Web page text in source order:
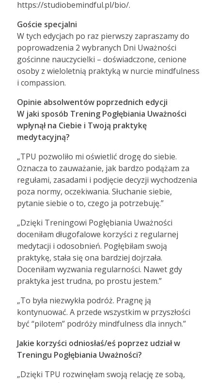
https://studiobemindful.pl/bio/.
Goście specjalni
W tych edycjach po raz pierwszy zapraszamy do
poprowadzenia 2 wybranych Dni Uważności
gościnne nauczycielki – doświadczone, cenione
osoby z wieloletnią praktyką w nurcie mindfulness
i compassion.
Opinie absolwentów poprzednich edycji
W jaki sposób Trening Pogłębiania Uważności
wpłynął na Ciebie i Twoją praktykę
medytacyjną?
„TPU pozwoliło mi oświetlić drogę do siebie.
Oznacza to zauważanie, jak bardzo podążam za
regułami, zasadami i podjęcie decyzji wychodzenia
poza normy, oczekiwania. Słuchanie siebie,
pytanie siebie o to, czego ja potrzebuję.”
„Dzięki Treningowi Pogłębiania Uważności
doceniłam długofalowe korzyści z regularnej
medytacji i odosobnień. Pogłębiłam swoją
praktykę, stała się ona bardziej dojrzała.
Doceniłam wyzwania regularności. Nawet gdy
praktyka jest trudna, po prostu jestem.”
„To była niezwykła podróż. Pragnę ją
kontynuować. A przede wszystkim w przyszłości
być “pilotem” podróży mindfulness dla innych.”
Jakie korzyści odniosłaś/eś poprzez udział w
Treningu Pogłębiania Uważności?
„Dzięki TPU rozwinęłam swoją relację ze sobą,